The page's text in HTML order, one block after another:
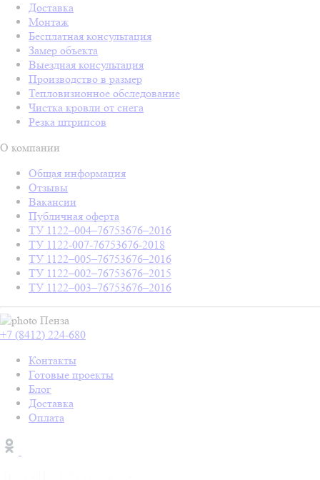
Доставка
Монтаж
Бесплатная консультация
Замер объекта
Выездная консультация
Производство в размер
Тепловизионное обследование
Чистка кровли от снега
Резка штрипсов
О компании
Общая информация
Отзывы
Вакансии
Публичная оферта
ТУ 1122–004–76753676–2016
ТУ 1122-007-76753676-2018
ТУ 1122–005–76753676–2016
ТУ 1122–002–76753676–2015
ТУ 1122–003–76753676–2016
Пенза
+7 (8412) 224-680
Контакты
Готовые проекты
Блог
Доставка
Оплата